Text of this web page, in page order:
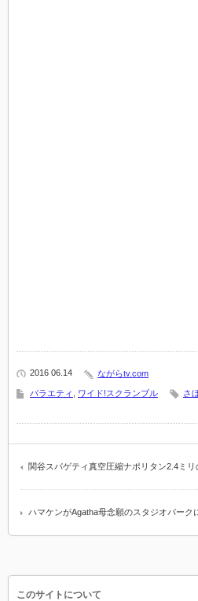
2016 06.14 ながらtv.com
バラエティ ワイド!スクランブル さ
関谷スパゲティ真空圧縮ナポリタン2.4ミリ
ハマケンがAgatha母念願のスタジオパーク
このサイトについて